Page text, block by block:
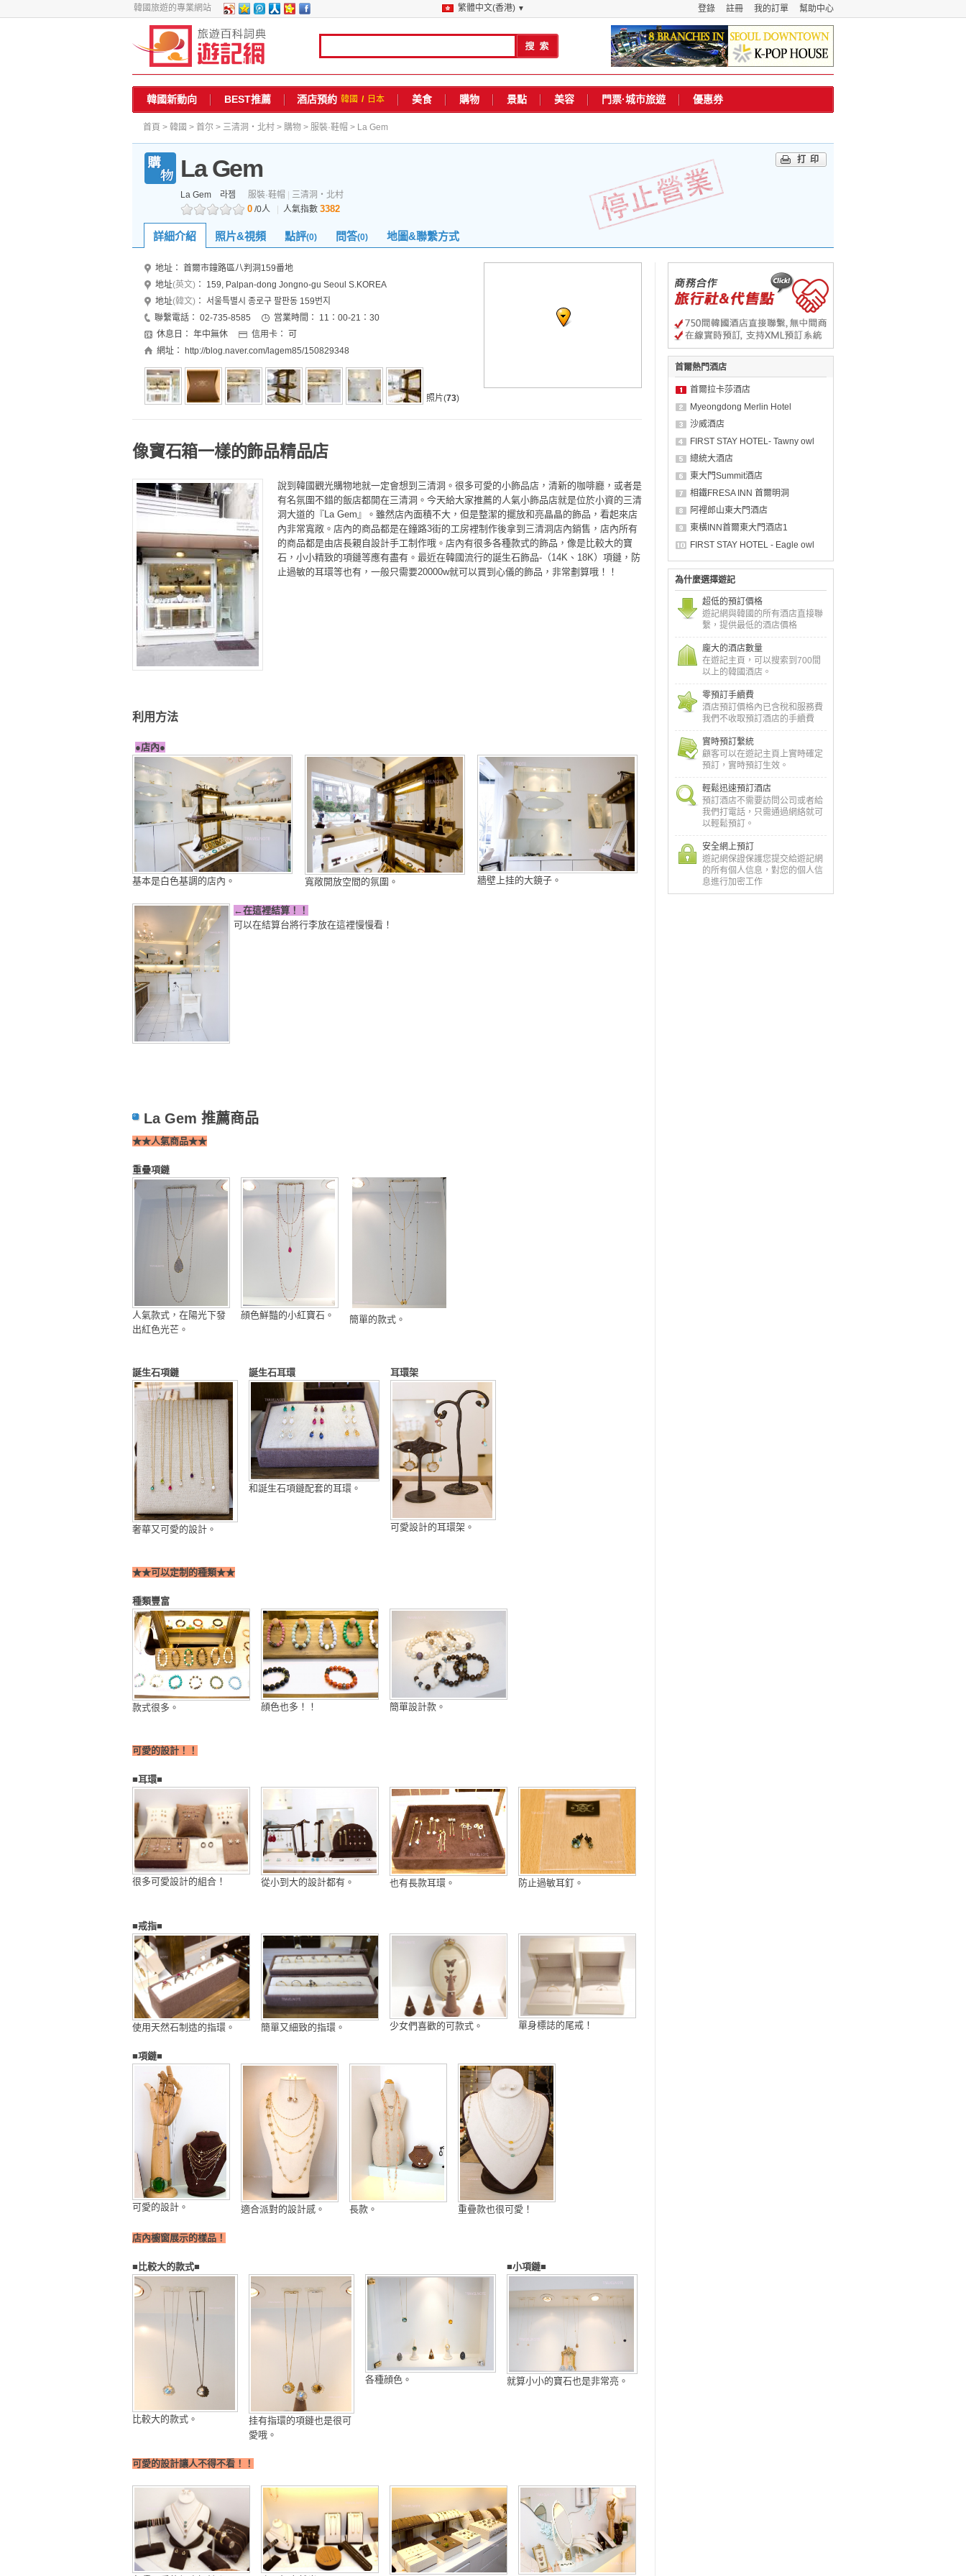
韓國旅遊的專業網站 幫助中心
我的訂單
註冊
登錄
繁體中文(香港) ▼
韓國新動向 BEST推薦 酒店預約 韓國 / 日本 美食 購物 景點 美容 門票·城市旅遊 優惠券
首頁 > 韓國 > 首尔 > 三清洞・北村 > 購物 > 服裝·鞋帽 > La Gem
La Gem
La Gem 라젬 服裝·鞋帽 三清洞・北村
0 /0人 人氣指數 3382
打印
詳細介紹 照片&視頻 點評(0) 問答(0) 地圖&聯繫方式
地址： 首爾市鐘路區八判洞159番地
地址(英文) ： 159, Palpan-dong Jongno-gu Seoul S.KOREA
地址(韓文) ： 서울특별시 종로구 팔판동 159번지
聯繫電話： 02-735-8585 営業時間： 11：00-21：30
休息日： 年中無休 信用卡：
可
網址：
http://blog.naver.com/lagem85/150829348
照片(73)
像寶石箱一樣的飾品精品店
說到韓國觀光購物地就一定會想到三清洞。很多可愛的小飾品店，清新的咖啡廳，或者是
有名氛圍不錯的飯店都開在三清洞。今天給大家推薦的人氣小飾品店就是位於小資的三清
洞大道的『La Gem』。雖然店內面積不大，但是整潔的擺放和亮晶晶的飾品，看起來店
內非常寬敞。店內的商品都是在鐘路3街的工房裡制作後拿到三清洞店內銷售，店內所有
的商品都是由店長親自設計手工制作哦。店內有很多各種款式的飾品，像是比較大的寶
石，小小精致的項鏈等應有盡有。最近在韓國流行的誕生石飾品-（14K、18K）項鏈，防
止過敏的耳環等也有，一般只需要20000w就可以買到心儀的飾品，非常劃算哦！！
利用方法
●店內●
基本是白色基調的店內。 寬敞開放空間的氛圍。 牆壁上挂的大鏡子。
←在這裡結算！！
可以在結算台將行李放在這裡慢慢看！
La Gem 推薦商品
★★人氣商品★★
重疊項鏈
人氣款式，在陽光下發
出紅色光芒。
顔色鮮豔的小紅寶石。 簡單的款式。
誕生石項鏈 誕生石耳環 耳環架
奢華又可愛的設計。
和誕生石項鏈配套的耳環。
可愛設計的耳環架。
★★可以定制的種類★★
種類豐富
款式很多。 顔色也多！！ 簡單設計款。
可愛的設計！！
■耳環■
很多可愛設計的組合！ 從小到大的設計都有。 也有長款耳環。 防止過敏耳釘。
■戒指■
使用天然石制造的指環。 簡單又細致的指環。 少女們喜歡的可款式。 單身標誌的尾戒！
■項鏈■
可愛的設計。 適合派對的設計感。 長款。 重疊款也很可愛！
店內櫥窗展示的樣品！
■比較大的款式■ ■小項鏈■
比較大的款式。
挂有指環的項鏈也是很可
愛哦。
各種顔色。 就算小小的寶石也是非常亮。
可愛的設計讓人不得不看！！
首爾熱門酒店
首爾拉卡莎酒店
Myeongdong Merlin Hotel
沙威酒店
FIRST STAY HOTEL- Tawny owl
總統大酒店
東大門Summit酒店
相鐵FRESA INN 首爾明洞
阿裡郎山東大門酒店
東橫INN首爾東大門酒店1
FIRST STAY HOTEL - Eagle owl
為什麼選擇遊記
超低的預訂價格
遊記網與韓國的所有酒店直接聯
繫，提供最低的酒店價格
龐大的酒店數量
在遊記主頁，可以搜索到700間
以上的韓國酒店。
零預訂手續費
酒店預訂價格內已含稅和服務費
我們不收取預訂酒店的手續費
實時預訂繫統
顧客可以在遊記主頁上實時確定
預訂，實時預訂生效。
輕鬆迅速預訂酒店
預訂酒店不需要訪問公司或者給
我們打電話，只需通過網絡就可
以輕鬆預訂。
安全網上預訂
遊記網保證保護您提交給遊記網
的所有個人信息，對您的個人信
息進行加密工作